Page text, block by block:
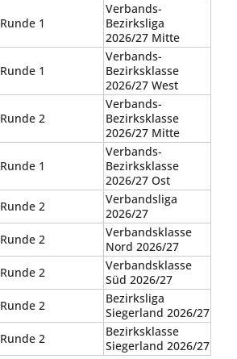
Runde 1
Verbands-
Bezirksliga
2026/27 Mitte
Runde 1
Verbands-
Bezirksklasse
2026/27 West
Runde 2
Verbands-
Bezirksklasse
2026/27 Mitte
Runde 1
Verbands-
Bezirksklasse
2026/27 Ost
Runde 2
Verbandsliga
2026/27
Runde 2
Verbandsklasse
Nord 2026/27
Runde 2
Verbandsklasse
Süd 2026/27
Runde 2
Bezirksliga
Siegerland 2026/27
Runde 2
Bezirksklasse
Siegerland 2026/27